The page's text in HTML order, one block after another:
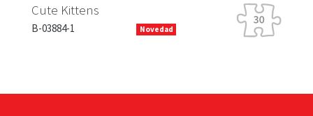
Cute Kittens
B-03884-1 Novedad